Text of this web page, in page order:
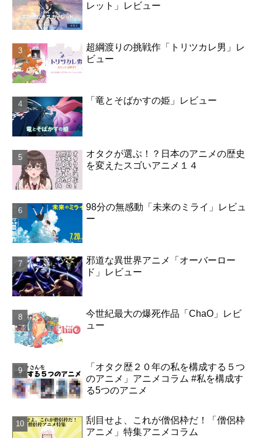
レット」レビュー
超綱渡りの挑戦作「トリツカレ男」レ
ビュー
「竜とそばかすの姫」レビュー
オタクが選ぶ！？日本のアニメの歴史
を変えたスゴいアニメ１４
98分の無感動「未来のミライ」レビュ
ー
邪道な異世界アニメ「オーバーロー
ド」レビュー
今世紀最大の爆死作品「ChaO」レビ
ュー
「オタク歴２０年の私を構成する５つ
のアニメ」アニメコラム #私を構成す
る5つのアニメ
刮目せよ、これが僧侶枠だ！「僧侶枠
アニメ」特集アニメコラム